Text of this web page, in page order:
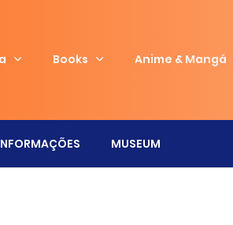
Books Anime & Mangá
MUSEUM